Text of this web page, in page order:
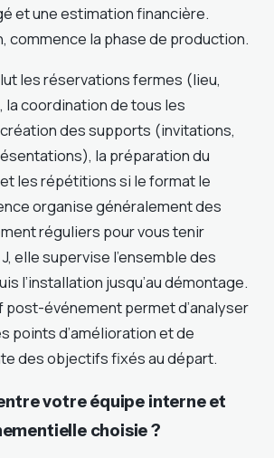
et une estimation financière.
commence la phase de production.
les réservations fermes (lieu,
coordination de tous les
des supports (invitations,
la préparation du
les répétitions si le format le
organise généralement des
réguliers pour vous tenir
elle supervise l’ensemble des
l’installation jusqu’au démontage.
post-événement permet d’analyser
points d’amélioration et de
des objectifs fixés au départ.
votre équipe interne et
choisie ?